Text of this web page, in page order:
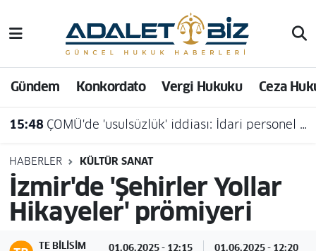
Gündem Konkordato Vergi Hukuku Ceza
15:48 ÇOMÜ'de 'usulsüzlük' iddiası: İdari personel açığa alındı
HABERLER KÜLTÜR SANAT
İzmir'de 'Şehirler Yollar
Hikayeler' prömiyeri
TE BILISIM 01.06.2025 - 12:15 01.06.2025 - 12:20
Hava Durumu
Trafik Durumu
Süper Lig Puan Durumu ve Fikstür
Tüm Manşetler
Son Dakika Haberleri